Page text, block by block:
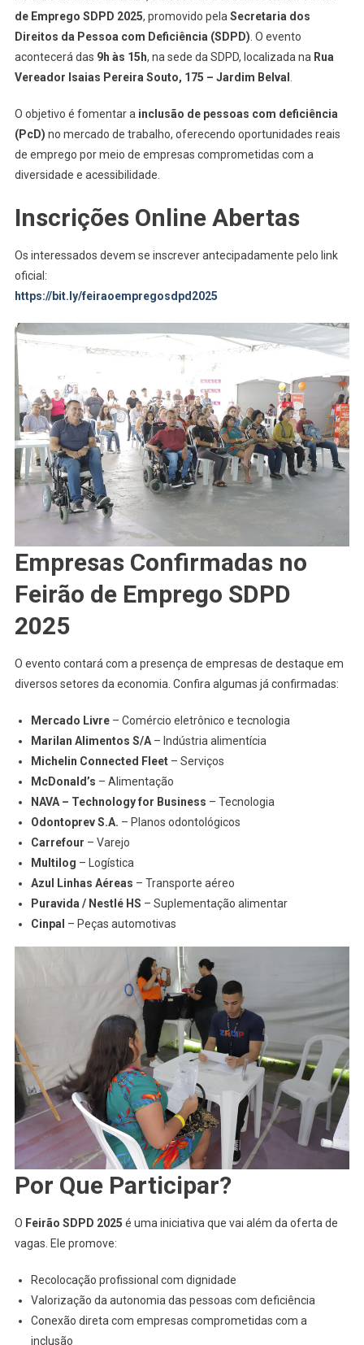
de Emprego SDPD 2025, promovido pela Secretaria dos
Direitos da Pessoa com Deficiência (SDPD) . O evento
acontecerá das 9h às 15h, na sede da SDPD, localizada na Rua
Vereador Isaias Pereira Souto, 175 – Jardim Belval
O objetivo é fomentar a inclusão de pessoas com deficiência
(PcD) no mercado de trabalho, oferecendo oportunidades reais
de emprego por meio de empresas comprometidas com a
diversidade e acessibilidade.
Inscrições Online Abertas
Os interessados devem se inscrever antecipadamente pelo link
oficial:
https://bit.ly/feiraoempregosdpd2025
Empresas Confirmadas no
Feirão de Emprego SDPD
2025
O evento contará com a presença de empresas de destaque em
diversos setores da economia. Confira algumas já confirmadas:
Mercado Livre– Comércio eletrônico e tecnologia
Marilan Alimentos S/A– Indústria alimentícia
Michelin Connected Fleet– Serviços
McDonald’s – Alimentação
NAVA – Technology for Business – Tecnologia
Odontoprev S.A. – Planos odontológicos
Carrefour – Varejo
Multilog – Logística
Azul Linhas Aéreas – Transporte aéreo
Puravida / Nestlé HS – Suplementação alimentar
Cinpal – Peças automotivas
Por Que Participar?
O Feirão SDPD 2025 é uma iniciativa que vai além da oferta de
vagas. Ele promove:
Recolocação profissional com dignidade
Valorização da autonomia das pessoas com deficiência
Conexão direta com empresas comprometidas com a
inclusão